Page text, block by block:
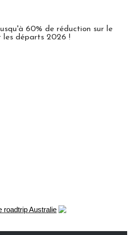
60% de réduction sur le
les départs 2026 !